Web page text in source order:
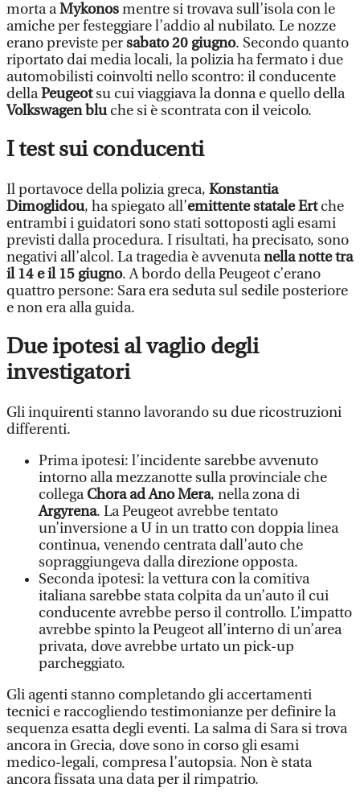
morta aMykonosmentre si trovava sull’isola con le
amiche per festeggiare l’addio al nubilato. Le nozze
erano previste persabato 20 giugno. Secondo quanto
riportato dai media locali, la polizia ha fermato i due
automobilisti coinvolti nello scontro: il conducente
dellaPeugeotsu cui viaggiava la donna e quello della
Volkswagen bluche si è scontrata con il veicolo.
I test sui conducenti
Il portavoce della polizia greca, Konstantia
Dimoglidou, ha spiegato all’emittente statale Ertche
entrambi i guidatori sono stati sottoposti agli esami
previsti dalla procedura. I risultati, ha precisato, sono
negativi all’alcol. La tragedia è avvenutanella notte tra
il 14 e il 15 giugno. A bordo della Peugeot c’erano
quattro persone: Sara era seduta sul sedile posteriore
e non era alla guida.
Due ipotesi al vaglio degli
investigatori
Gli inquirenti stanno lavorando su due ricostruzioni
differenti.
Prima ipotesi: l’incidente sarebbe avvenuto
intorno alla mezzanotte sulla provinciale che
collegaChora ad Ano Mera, nella zona di
Argyrena. La Peugeot avrebbe tentato
un’inversione a U in un tratto con doppia linea
continua, venendo centrata dall’auto che
sopraggiungeva dalla direzione opposta.
Seconda ipotesi: la vettura con la comitiva
italiana sarebbe stata colpita da un’auto il cui
conducente avrebbe perso il controllo. L’impatto
avrebbe spinto la Peugeot all’interno di un’area
privata, dove avrebbe urtato un pick-up
parcheggiato.
Gli agenti stanno completando gli accertamenti
tecnici e raccogliendo testimonianze per definire la
sequenza esatta degli eventi. La salma di Sara si trova
ancora in Grecia, dove sono in corso gli esami
medico-legali, compresa l’autopsia. Non è stata
ancora fissata una data per il rimpatrio.